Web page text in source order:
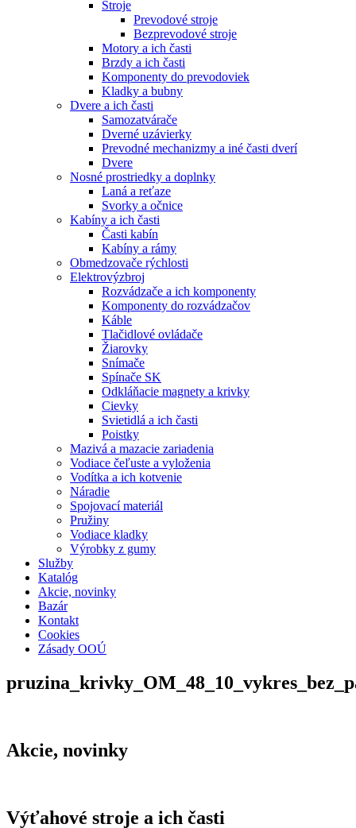
Stroje
Prevodové stroje
Bezprevodové stroje
Motory a ich časti
Brzdy a ich časti
Komponenty do prevodoviek
Kladky a bubny
Dvere a ich časti
Samozatvárače
Dverné uzávierky
Prevodné mechanizmy a iné časti dverí
Dvere
Nosné prostriedky a doplnky
Laná a reťaze
Svorky a očnice
Kabíny a ich časti
Časti kabín
Kabíny a rámy
Obmedzovače rýchlosti
Elektrovýzbroj
Rozvádzače a ich komponenty
Komponenty do rozvádzačov
Káble
Tlačidlové ovládače
Žiarovky
Snímače
Spínače SK
Odkláňacie magnety a krivky
Cievky
Svietidlá a ich časti
Poistky
Mazivá a mazacie zariadenia
Vodiace čeľuste a vyloženia
Vodítka a ich kotvenie
Náradie
Spojovací materiál
Pružiny
Vodiace kladky
Výrobky z gumy
Služby
Katalóg
Akcie, novinky
Bazár
Kontakt
Cookies
Zásady OOÚ
Akcie, novinky
Výťahové stroje a ich časti